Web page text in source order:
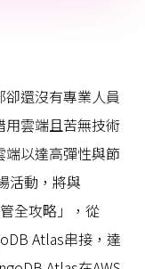
還沒有專業人員
用雲端且苦無技術
端以達高彈性與節
活動，將與
全攻略」，從
Atlas串接，達